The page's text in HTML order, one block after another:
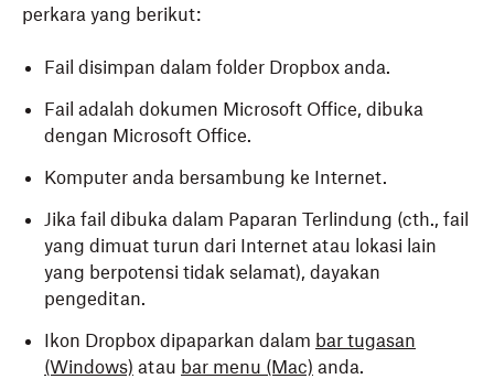
perkara yang berikut:
Fail disimpan dalam folder Dropbox anda.
Fail adalah dokumen Microsoft Office, dibuka
dengan Microsoft Office.
Komputer anda bersambung ke Internet.
Jika fail dibuka dalam Paparan Terlindung (cth., fail
yang dimuat turun dari Internet atau lokasi lain
yang berpotensi tidak selamat), dayakan
pengeditan.
Ikon Dropbox dipaparkan dalam bar tugasan
(Windows) atau bar menu (Mac) anda.